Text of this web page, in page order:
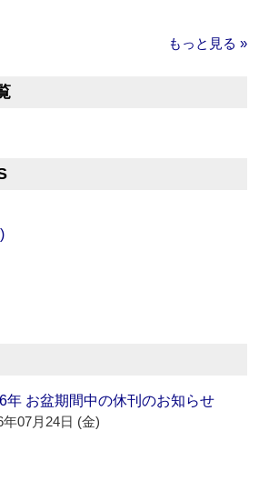
もっと見る »
年 お盆期間中の休刊のお知らせ
年07月24日 (金)